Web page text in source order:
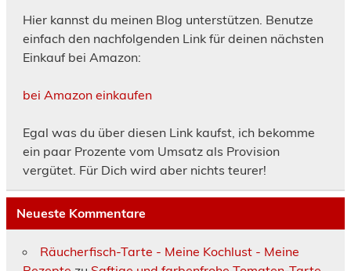
Hier kannst du meinen Blog unterstützen. Benutze
einfach den nachfolgenden Link für deinen nächsten
Einkauf bei Amazon:
bei Amazon einkaufen
Egal was du über diesen Link kaufst, ich bekomme
ein paar Prozente vom Umsatz als Provision
vergütet. Für Dich wird aber nichts teurer!
Neueste Kommentare
Räucherfisch-Tarte - Meine Kochlust - Meine